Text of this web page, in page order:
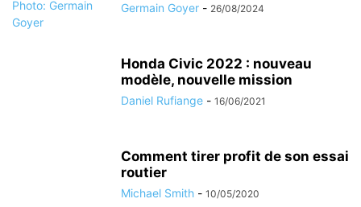
Germain Goyer - 26/08/2024
Honda Civic 2022 : nouveau
modèle, nouvelle mission
Daniel Rufiange - 16/06/2021
Comment tirer profit de son essai
routier
Michael Smith - 10/05/2020